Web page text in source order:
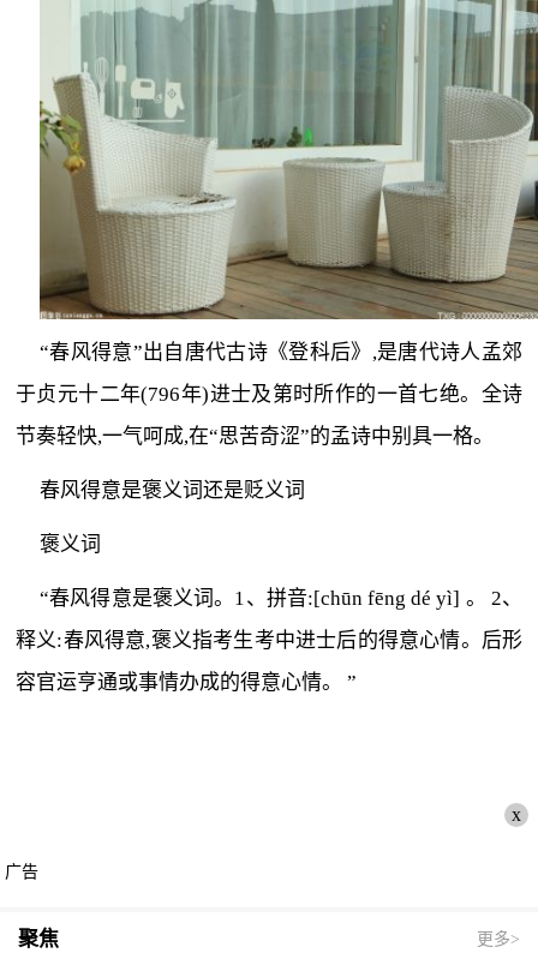
“春风得意”出自唐代古诗《登科后》,是唐代诗人孟郊
于贞元十二年(796年)进士及第时所作的一首七绝。全诗
节奏轻快,一气呵成,在“思苦奇涩”的孟诗中别具一格。
春风得意是褒义词还是贬义词
褒义词
“春风得意是褒义词。1、拼音:[chūn fēng dé yì] 。 2、
释义:春风得意,褒义指考生考中进士后的得意心情。后形
容官运亨通或事情办成的得意心情。 ”
x
广告
聚焦 更多>